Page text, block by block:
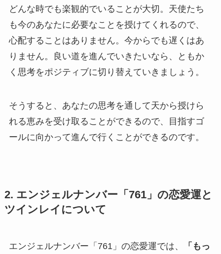
どんな時でも楽観的でいることが大切。天使たち
も今のあなたに必要なことを授けてくれるので、
心配することはありません。今からでも遅くはあ
りません。良い道を進んでいきたいなら、ともか
く思考をポジティブに切り替えていきましょう。
そうすると、あなたの思考を通して天から授けら
れる恵みを受け取ることができるので、目指すゴ
ールに向かって進んで行くことができるのです。
2. エンジェルナンバー「761」の恋愛運と
ツインレイについて
エンジェルナンバー「761」の恋愛運では、
「もっ